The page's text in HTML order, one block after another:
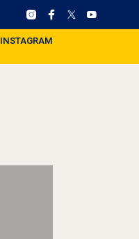
INSTAGRAM